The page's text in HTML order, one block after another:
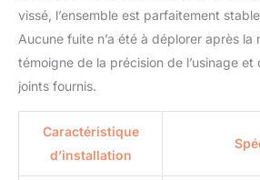
vissé, l’ensemble est parfaitement
Aucune fuite n’a été à déplorer après la
témoigne de la précision de l’usinage et
joints fournis.
Caractéristique
d’installation